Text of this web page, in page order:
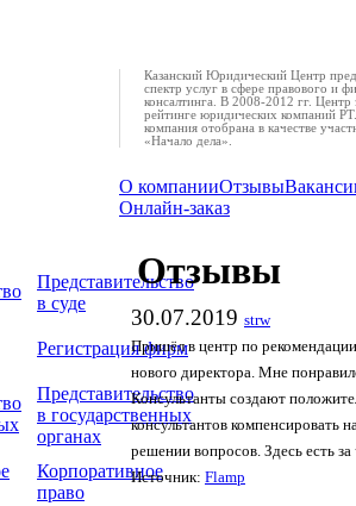
Представительство
в суде
Регистрация фирм
Представительство
в государственных
органах
Корпоративное
право
Казанский Юридический Центр
спектр услуг в сфере правового и
консалтинга. В 2008-2012 гг. Центр
рейтинге юридических компаний
компания отобрана в качестве
«Начало дела».
О компанииОтзывы
Онлайн-заказ
Отзывы
30.07.2019 strw
Пришёл в центр по
нового директора. Мне
Консультанты создают
консультантов компенсировать
решении вопросов. Здесь есть за
Источник: Flamp